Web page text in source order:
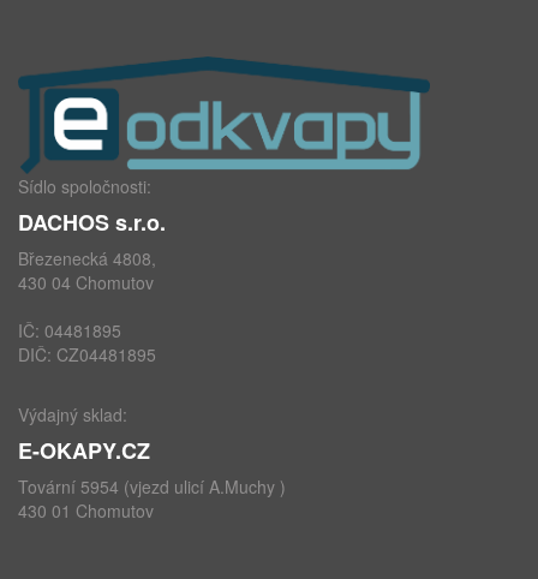
Sídlo spoločnosti:
DACHOS s.r.o.
Březenecká 4808,
430 04 Chomutov
IČ: 04481895
DIČ: CZ04481895
Výdajný sklad:
E-OKAPY.CZ
Tovární 5954 (vjezd ulicí A.Muchy )
430 01 Chomutov